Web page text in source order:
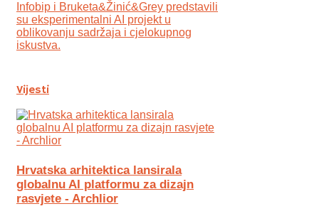
Infobip i Bruketa&Žinić&Grey predstavili
su eksperimentalni AI projekt u
oblikovanju sadržaja i cjelokupnog
iskustva.
Vijesti
Hrvatska arhitektica lansirala
globalnu AI platformu za dizajn
rasvjete - Archlior